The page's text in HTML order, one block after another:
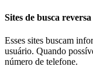
Sites de busca
Esses sites buscam
usuário. Quando
número de telefone.